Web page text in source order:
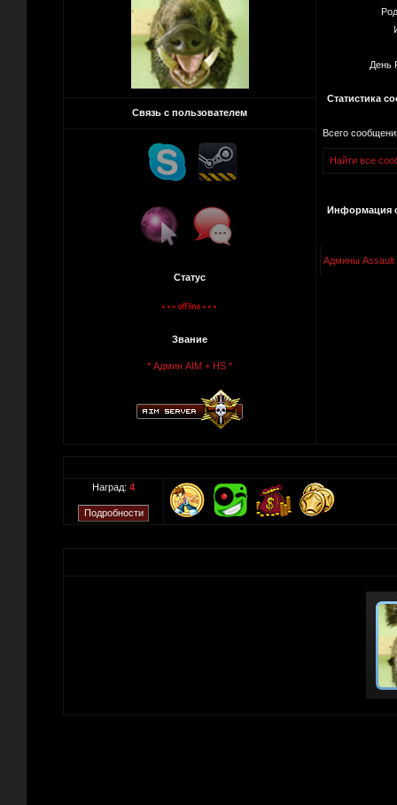
День
Статистика
Всего
Найти все
Информация
Админы Assault
Связь с пользователем
Статус
Звание
* Админ AIM + HS *
Наград: 4